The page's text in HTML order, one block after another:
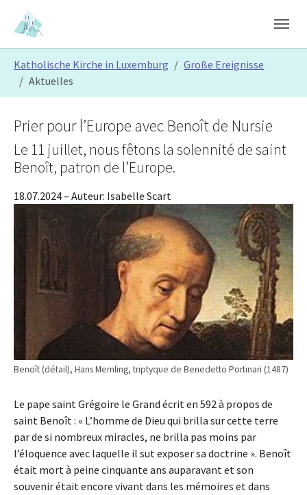
Skip to main content
Skip to page footer
Katholische Kirche in Luxemburg
Große Ereignisse
Aktuelles
Benoît (détail), Hans Memling, triptyque de Benedetto Portinari (1487)
Prier pour l’Europe avec Benoît de Nursie
Le 11 juillet, nous fêtons la solennité de saint
Benoît, patron de l’Europe.
18.07.2024– Auteur: Isabelle Scart
Le pape saint Grégoire le Grand écrit en 592 à propos de
saint Benoît : « L’homme de Dieu qui brilla sur cette terre
par de si nombreux miracles, ne brilla pas moins par
l’éloquence avec laquelle il sut exposer sa doctrine ». Benoît
était mort à peine cinquante ans auparavant et son
souvenir était encore vivant dans les mémoires et dans